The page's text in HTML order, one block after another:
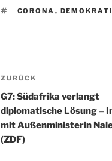
SCHLAGWÖRTER
CORONA ,
Vorheriger
Beitrag
ZURÜCK
G7: Südafrika verlangt
diplomatische Lösung –
mit Außenministerin
(ZDF)